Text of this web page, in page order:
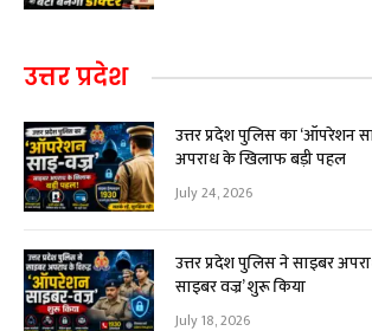
उत्तर प्रदेश
उत्तर प्रदेश पुलिस का ‘ऑपरेशन
अपराध के खिलाफ बड़ी पहल
July 24, 2026
उत्तर प्रदेश पुलिस ने साइबर
साइबर वज्र’ शुरू किया
July 18, 2026